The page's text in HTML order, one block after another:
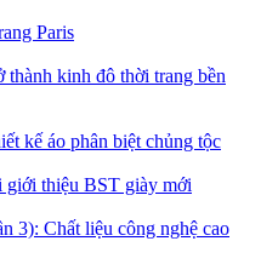
Paris
thành kinh đô thời trang bền
kế áo phân biệt chủng tộc
giới thiệu BST giày mới
3): Chất liệu công nghệ cao